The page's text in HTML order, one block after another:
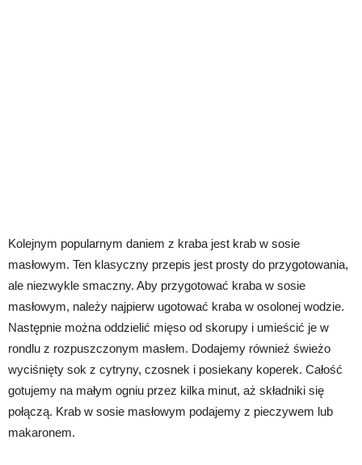
Kolejnym popularnym daniem z kraba jest krab w sosie
masłowym. Ten klasyczny przepis jest prosty do przygotowania,
ale niezwykle smaczny. Aby przygotować kraba w sosie
masłowym, należy najpierw ugotować kraba w osolonej wodzie.
Następnie można oddzielić mięso od skorupy i umieścić je w
rondlu z rozpuszczonym masłem. Dodajemy również świeżo
wyciśnięty sok z cytryny, czosnek i posiekany koperek. Całość
gotujemy na małym ogniu przez kilka minut, aż składniki się
połączą. Krab w sosie masłowym podajemy z pieczywem lub
makaronem.